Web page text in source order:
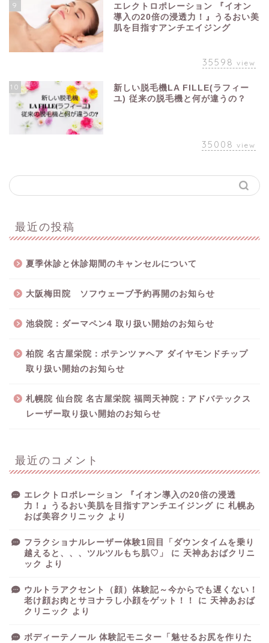
9
エレクトロポレーション 『イオン
導入の20倍の浸透力！』うるおい美
肌を目指すアンチエイジング
35598 view
10
新しい脱毛機LA FILLE(ラフィー
ユ) 従来の脱毛機と何が違うの？
35008 view
最近の投稿
夏季休診と休診期間のキャンセルについて
大阪梅田院 ソフウェーブ予約再開のお知らせ
池袋院：ダーマペン4 取り扱い開始のお知らせ
柏院 名古屋栄院：ポテンツァヘア ダイヤモンドチップ
取り扱い開始のお知らせ
札幌院 仙台院 名古屋栄院 福岡天神院：アドバテックス
レーザー取り扱い開始のお知らせ
最近のコメント
エレクトロポレーション 『イオン導入の20倍の浸透
力！』うるおい美肌を目指すアンチエイジング に 札幌あ
おば美容クリニック
より
フラクショナルレーザー体験1回目「ダウンタイムを乗り
越えると、、、ツルツルもち肌♡」
に 天神あおばクリニ
ック
より
ウルトラアクセント（顔）体験記～今からでも遅くない！
老け顔お肉とサヨナラし小顔をゲット！！
に 天神あおば
クリニック
より
ボディーテノール 体験記モニター「魅せるお尻を作りた